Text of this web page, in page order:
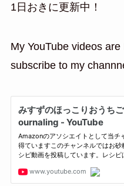
1日おきに更新中！
My YouTube videos
subscribe to my